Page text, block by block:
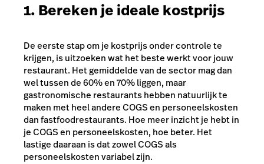
1. Bereken je ideale kostprijs
De eerste stap om je kostprijs onder controle te
krijgen, is uitzoeken wat het beste werkt voor jouw
restaurant. Het gemiddelde van de sector mag dan
wel tussen de 60% en 70% liggen, maar
gastronomische restaurants hebben natuurlijk te
maken met heel andere COGS en personeelskosten
dan fastfoodrestaurants. Hoe meer inzicht je hebt in
je COGS en personeelskosten, hoe beter. Het
lastige daaraan is dat zowel COGS als
personeelskosten variabel zijn.